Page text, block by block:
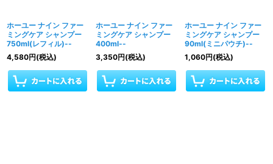
ホーユー ナイン ファー
ミングケア シャンプー
750ml(レフィル)--
4,580円(税込)
ホーユー ナイン ファー
ミングケア シャンプー
400ml--
3,350円(税込)
ホーユー ナイン ファー
ミングケア シャンプー
90ml(ミニパウチ)--
1,060円(税込)